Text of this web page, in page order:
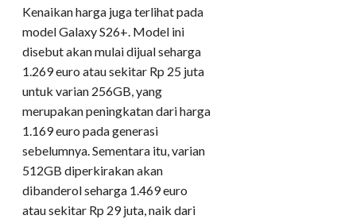
Kenaikan harga juga terlihat pada
model Galaxy S26+. Model ini
disebut akan mulai dijual seharga
1.269 euro atau sekitar Rp 25 juta
untuk varian 256GB, yang
merupakan peningkatan dari harga
1.169 euro pada generasi
sebelumnya. Sementara itu, varian
512GB diperkirakan akan
dibanderol seharga 1.469 euro
atau sekitar Rp 29 juta, naik dari